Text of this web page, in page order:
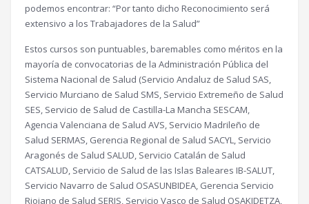
podemos encontrar: “Por tanto dicho Reconocimiento será
extensivo a los Trabajadores de la Salud”
Estos cursos son puntuables, baremables como méritos en la
mayoría de convocatorias de la Administración Pública del
Sistema Nacional de Salud (Servicio Andaluz de Salud SAS,
Servicio Murciano de Salud SMS, Servicio Extremeño de Salud
SES, Servicio de Salud de Castilla-La Mancha SESCAM,
Agencia Valenciana de Salud AVS, Servicio Madrileño de
Salud SERMAS, Gerencia Regional de Salud SACYL, Servicio
Aragonés de Salud SALUD, Servicio Catalán de Salud
CATSALUD, Servicio de Salud de las Islas Baleares IB-SALUT,
Servicio Navarro de Salud OSASUNBIDEA, Gerencia Servicio
Riojano de Salud SERIS, Servicio Vasco de Salud OSAKIDETZA,